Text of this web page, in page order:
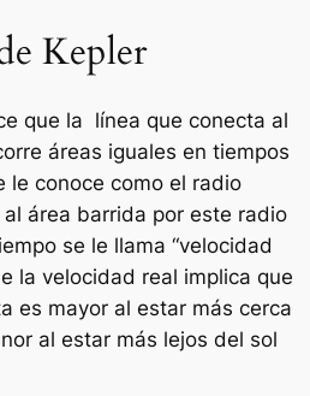
Kepler
que la línea que conecta al
áreas iguales en tiempos
le conoce como el radio
área barrida por este radio
se le llama “velocidad
la velocidad real implica que
es mayor al estar más cerca
al estar más lejos del sol